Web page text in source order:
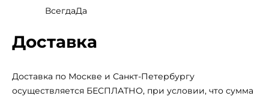
ВсегдаДа
Доставка
Доставка по Москве и Санкт-Петербургу
осуществляется БЕСПЛАТНО, при условии, что сумма